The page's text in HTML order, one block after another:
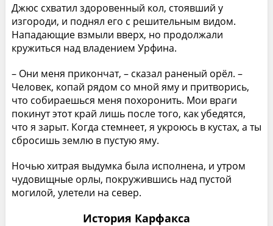
Джюс схватил здоровенный кол, стоявший у
изгороди, и поднял его с решительным видом.
Нападающие взмыли вверх, но продолжали
кружиться над владением Урфина.
– Они меня прикончат, – сказал раненый орёл. –
Человек, копай рядом со мной яму и притворись,
что собираешься меня похоронить. Мои враги
покинут этот край лишь после того, как убедятся,
что я зарыт. Когда стемнеет, я укроюсь в кустах, а ты
сбросишь землю в пустую яму.
Ночью хитрая выдумка была исполнена, и утром
чудовищные орлы, покружившись над пустой
могилой, улетели на север.
История Карфакса